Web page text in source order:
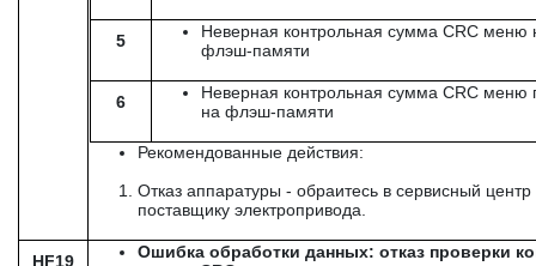
5
Неверная контрольная сумма CRC меню
флэш-памяти
6
Неверная контрольная сумма CRC меню
на флэш-памяти
Рекомендованные действия:
Отказ аппаратуры - обраитесь в сервисный центр
поставщику электропривода.
HF19
Ошибка обработки данных: отказ проверки